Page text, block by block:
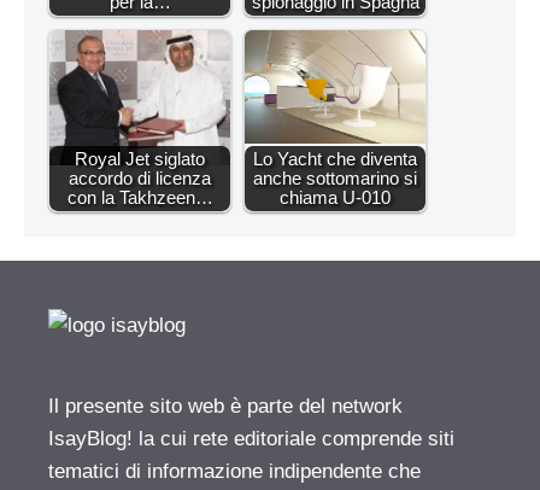
Royal Jet siglato
accordo di licenza
con la Takhzeen…
Lo Yacht che diventa
anche sottomarino si
chiama U-010
Il presente sito web è parte del network
IsayBlog! la cui rete editoriale comprende siti
tematici di informazione indipendente che